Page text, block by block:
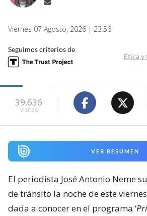
Viernes 07 Agosto, 2026 | 23:56
Seguimos criterios de
Ética y
39.636
visitas
VER RESUMEN
El periodista José Antonio Neme
de tránsito la noche de este
dada a conocer en el programa ‘